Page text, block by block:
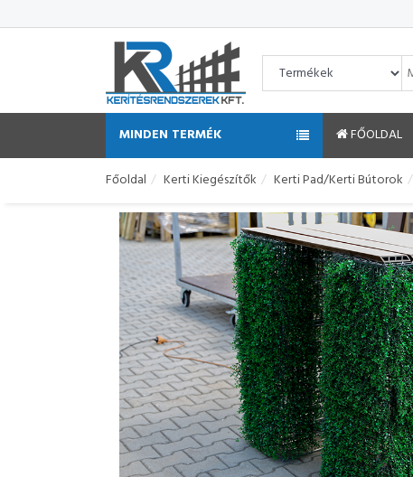
MINDEN TERMÉK FŐOLDAL
Főoldal Kerti Kiegészítők Kerti Pad/kerti Bútorok